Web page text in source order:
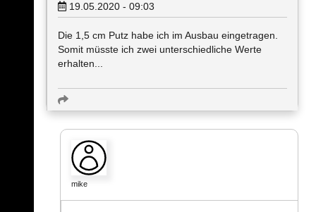
19.05.2020 - 09:03
Die 1,5 cm Putz habe ich im Ausbau eingetragen.
Somit müsste ich zwei unterschiedliche Werte
erhalten...
mike